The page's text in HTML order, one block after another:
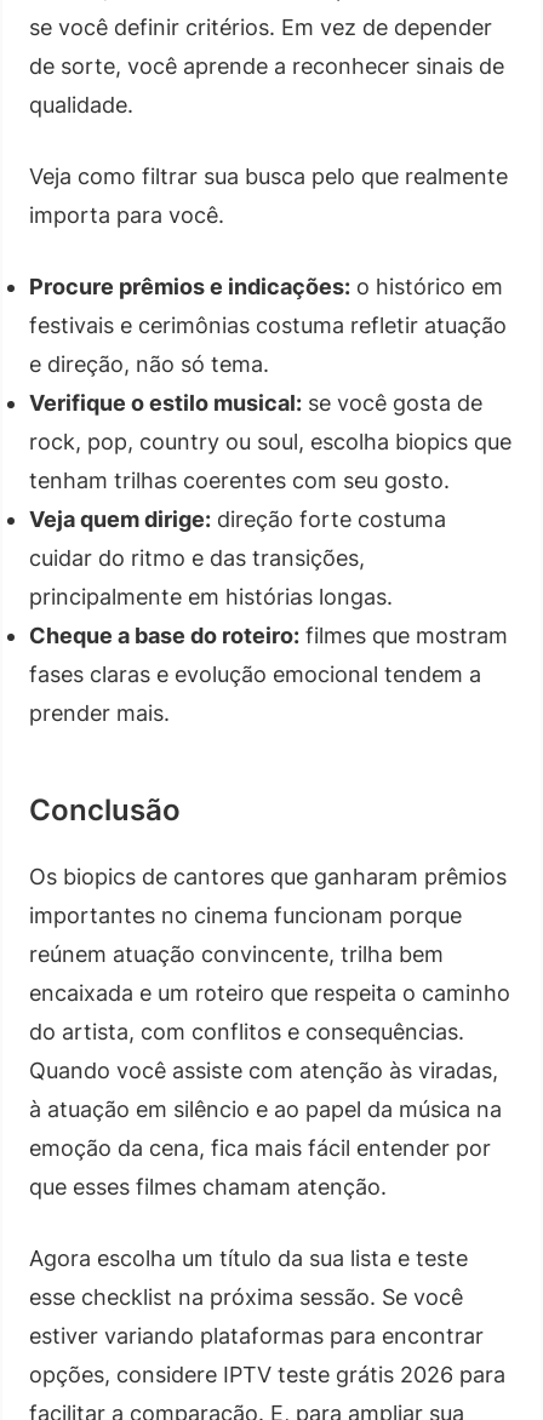
se você definir critérios. Em vez de depender
de sorte, você aprende a reconhecer sinais de
qualidade.
Veja como filtrar sua busca pelo que realmente
importa para você.
Procure prêmios e indicações: o histórico em
festivais e cerimônias costuma refletir atuação
e direção, não só tema.
Verifique o estilo musical: se você gosta de
rock, pop, country ou soul, escolha biopics que
tenham trilhas coerentes com seu gosto.
Veja quem dirige: direção forte costuma
cuidar do ritmo e das transições,
principalmente em histórias longas.
Cheque a base do roteiro: filmes que mostram
fases claras e evolução emocional tendem a
prender mais.
Conclusão
Os biopics de cantores que ganharam prêmios
importantes no cinema funcionam porque
reúnem atuação convincente, trilha bem
encaixada e um roteiro que respeita o caminho
do artista, com conflitos e consequências.
Quando você assiste com atenção às viradas,
à atuação em silêncio e ao papel da música na
emoção da cena, fica mais fácil entender por
que esses filmes chamam atenção.
Agora escolha um título da sua lista e teste
esse checklist na próxima sessão. Se você
estiver variando plataformas para encontrar
opções, considere IPTV teste grátis 2026 para
facilitar a comparação. E, para ampliar sua